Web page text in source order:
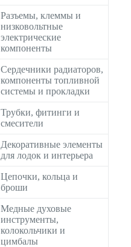
Разъемы, клеммы и
низковольтные
электрические
компоненты
Сердечники радиаторов,
компоненты топливной
системы и прокладки
Трубки, фитинги и
смесители
Декоративные элементы
для лодок и интерьера
Цепочки, кольца и
броши
Медные духовые
инструменты,
колокольчики и
цимбалы